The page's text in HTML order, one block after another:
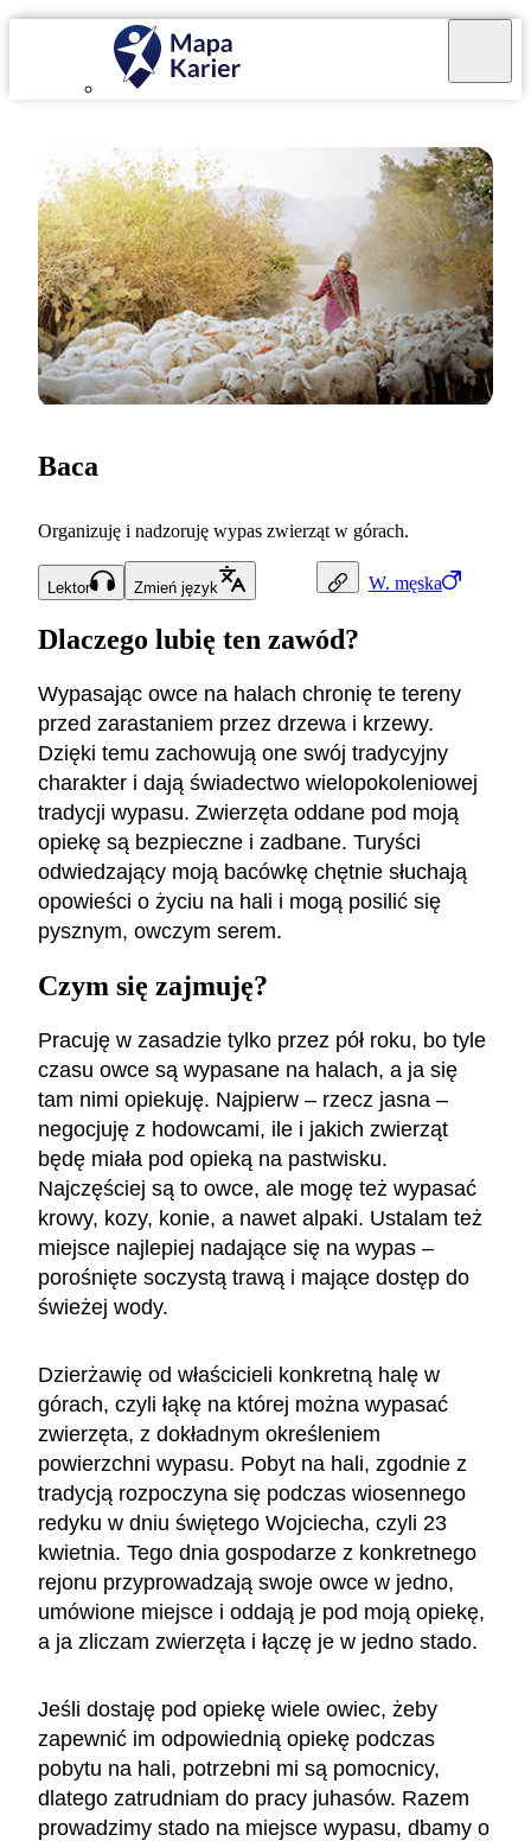
W. męska
Baca
Organizuję i nadzoruję wypas zwierząt w górach.
Lektor Zmień język
Dlaczego lubię ten zawód?
Wypasając owce na halach chronię te tereny
przed zarastaniem przez drzewa i krzewy.
Dzięki temu zachowują one swój tradycyjny
charakter i dają świadectwo wielopokoleniowej
tradycji wypasu. Zwierzęta oddane pod moją
opiekę są bezpieczne i zadbane. Turyści
odwiedzający moją bacówkę chętnie słuchają
opowieści o życiu na hali i mogą posilić się
pysznym, owczym serem.
Czym się zajmuję?
Pracuję w zasadzie tylko przez pół roku, bo tyle
czasu owce są wypasane na halach, a ja się
tam nimi opiekuję. Najpierw – rzecz jasna –
negocjuję z hodowcami, ile i jakich zwierząt
będę miała pod opieką na pastwisku.
Najczęściej są to owce, ale mogę też wypasać
krowy, kozy, konie, a nawet alpaki. Ustalam też
miejsce najlepiej nadające się na wypas –
porośnięte soczystą trawą i mające dostęp do
świeżej wody.
Dzierżawię od właścicieli konkretną halę w
górach, czyli łąkę na której można wypasać
zwierzęta, z dokładnym określeniem
powierzchni wypasu. Pobyt na hali, zgodnie z
tradycją rozpoczyna się podczas wiosennego
redyku w dniu świętego Wojciecha, czyli 23
kwietnia. Tego dnia gospodarze z konkretnego
rejonu przyprowadzają swoje owce w jedno,
umówione miejsce i oddają je pod moją opiekę,
a ja zliczam zwierzęta i łączę je w jedno stado.
Jeśli dostaję pod opiekę wiele owiec, żeby
zapewnić im odpowiednią opiekę podczas
pobytu na hali, potrzebni mi są pomocnicy,
dlatego zatrudniam do pracy juhasów. Razem
prowadzimy stado na miejsce wypasu, dbamy o